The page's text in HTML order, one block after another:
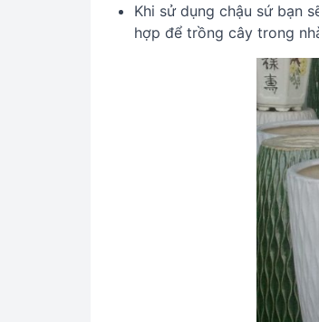
Khi sử dụng chậu sứ bạn
hợp để trồng cây trong